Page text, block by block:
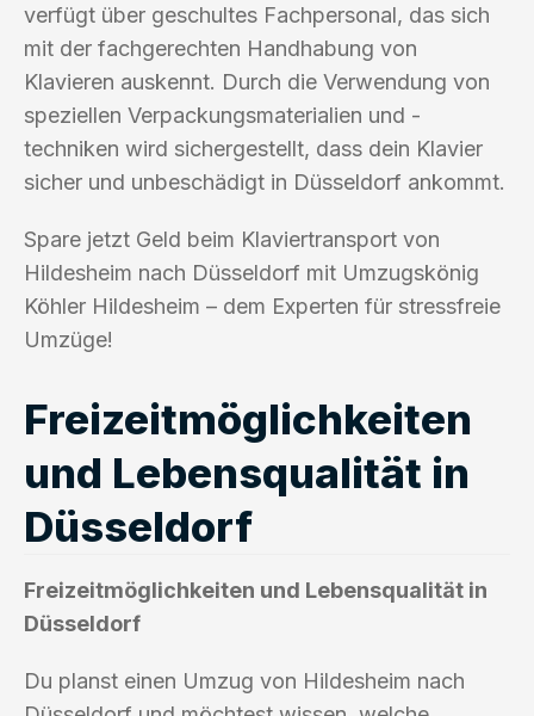
verfügt über geschultes Fachpersonal, das sich
mit der fachgerechten Handhabung von
Klavieren auskennt. Durch die Verwendung von
speziellen Verpackungsmaterialien und -
techniken wird sichergestellt, dass dein Klavier
sicher und unbeschädigt in Düsseldorf ankommt.
Spare jetzt Geld beim Klaviertransport von
Hildesheim nach Düsseldorf mit Umzugskönig
Köhler Hildesheim – dem Experten für stressfreie
Umzüge!
Freizeitmöglichkeiten
und Lebensqualität in
Düsseldorf
Freizeitmöglichkeiten und Lebensqualität in
Düsseldorf
Du planst einen Umzug von Hildesheim nach